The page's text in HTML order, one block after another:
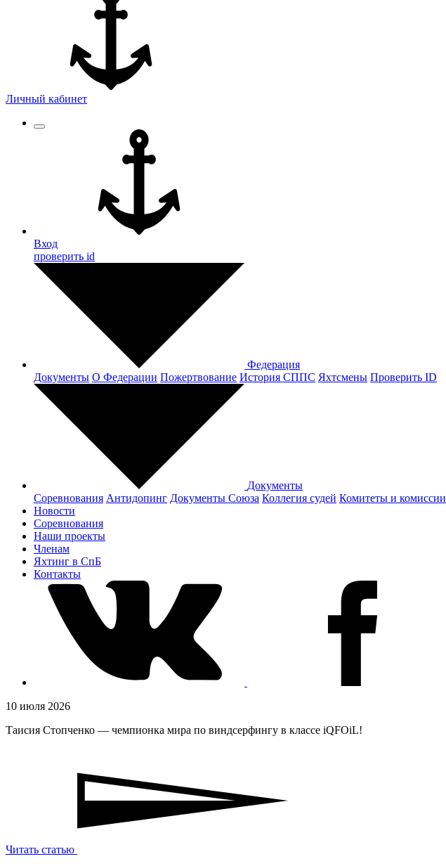
Личный кабинет
Вход
проверить id
Федерация
Документы О Федерации Пожертвование История СППС Яхтсмены Проверить ID
Документы
Соревнования Антидопинг Документы Cоюза Коллегия судей Комитеты и комиссии
Новости
Соревнования
Наши проекты
Членам
Яхтинг в СпБ
Контакты
10 июля 2026
Таисия Стопченко — чемпионка мира по виндсерфингу в классе iQFOiL!
Читать статью